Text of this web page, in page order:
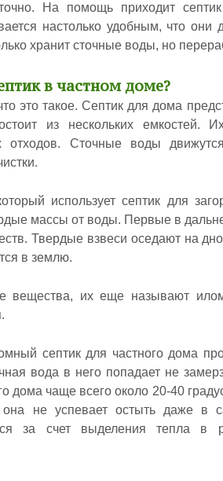
На помощь приходит
настолько удобным, что
хранит сточные воды, но
в частном доме?
это такое. Септик для дома
из нескольких емкостей.
отходов. Сточные воды
использует септик для
массы от воды. Первые в
Твердые взвеси оседают на
в землю.
вещества, их еще называют
септик для частного дома
вода в него попадает не
дома чаще всего около 20-40
она не успевает остыть даже в
за счет выделения тепла в